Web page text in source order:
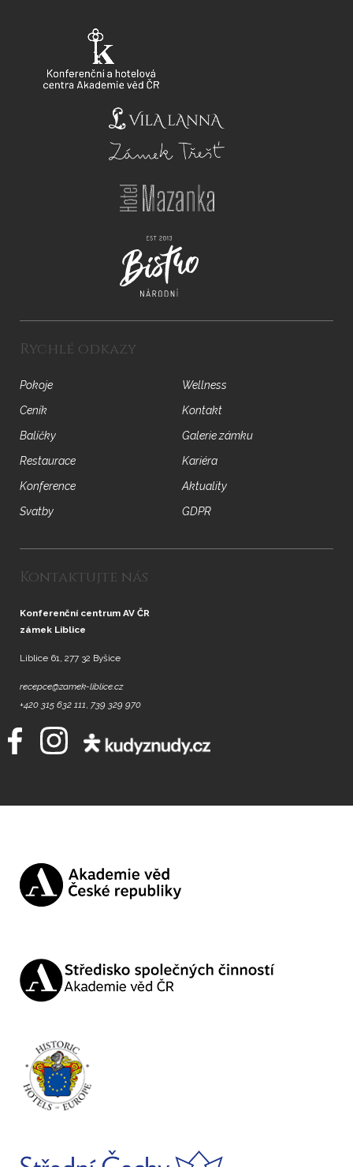
Rychlé odkazy
Pokoje
Ceník
Balíčky
Restaurace
Konference
Svatby
Wellness
Kontakt
Galerie zámku
Kariéra
Aktuality
GDPR
Kontaktujte nás
Konferenční centrum AV ČR
zámek Liblice
Liblice 61, 277 32 Byšice
recepce@zamek-liblice.cz
+420 315 632 111, 739 329 970